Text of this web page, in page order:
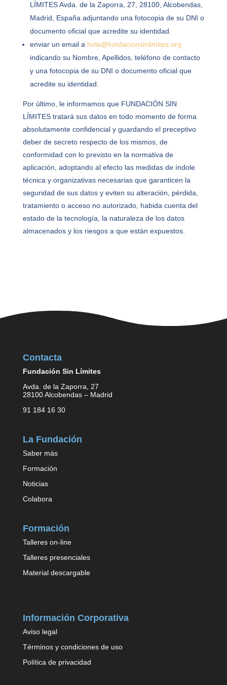
LÍMITESAvda. de la Zaporra, 27, 28100, Alcobendas,
Madrid , España adjuntando una fotocopia de su DNI o
documento oficial que acredite su identidad.
enviar un email a hola@fundacionsinlimites.org
indicando su Nombre, Apellidos, teléfono de contacto
y una fotocopia de su DNI o documento oficial que
acredite su identidad.
Por último, le informamos que FUNDACIÓN SIN
LÍMITES tratará sus datos en todo momento de forma
absolutamente confidencial y guardando el preceptivo
deber de secreto respecto de los mismos, de
conformidad con lo previsto en la normativa de
aplicación, adoptando al efecto las medidas de índole
técnica y organizativas necesarias que garanticen la
seguridad de sus datos y eviten su alteración, pérdida,
tratamiento o acceso no autorizado, habida cuenta del
estado de la tecnología, la naturaleza de los datos
almacenados y los riesgos a que están expuestos.
Contacta
Fundación Sin Límites
Avda. de la Zaporra, 27
28100 Alcobendas – Madrid
91 184 16 30
La Fundación
Saber más
Formación
Noticias
Colabora
Formación
Talleres on-line
Talleres presenciales
Material descargable
Información Corporativa
Aviso legal
Términos y condiciones de uso
Política de privacidad